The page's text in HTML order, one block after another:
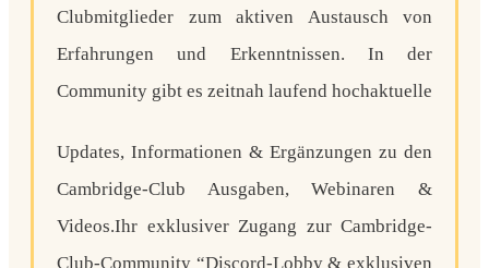
Clubmitglieder zum aktiven Austausch von
Erfahrungen und Erkenntnissen. In der
Community gibt es zeitnah laufend hochaktuelle
Updates, Informationen & Ergänzungen zu den
Cambridge-Club Ausgaben, Webinaren &
Videos.Ihr exklusiver Zugang zur Cambridge-
Club-Community “Discord-Lobby & exklusiven